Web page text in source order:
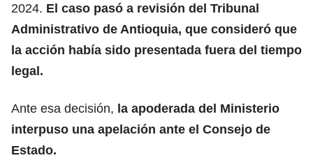
2024. El caso pasó a revisión del Tribunal
Administrativo de Antioquia, que consideró que
la acción había sido presentada fuera del tiempo
legal.
Ante esa decisión, la apoderada del Ministerio
interpuso una apelación ante el Consejo de
Estado.